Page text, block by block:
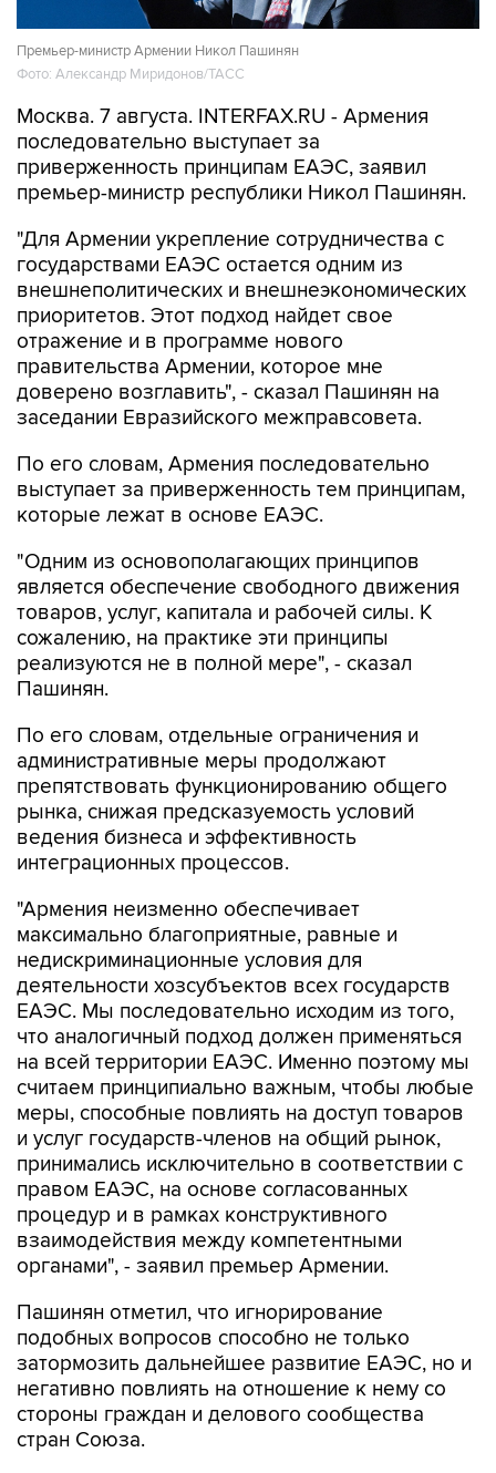
Премьер-министр Армении Никол Пашинян
Фото: Александр Миридонов/ТАСС
Москва. 7 августа. INTERFAX.RU - Армения
последовательно выступает за
приверженность принципам ЕАЭС, заявил
премьер-министр республики Никол Пашинян.
"Для Армении укрепление сотрудничества с
государствами ЕАЭС остается одним из
внешнеполитических и внешнеэкономических
приоритетов. Этот подход найдет свое
отражение и в программе нового
правительства Армении, которое мне
доверено возглавить", - сказал Пашинян на
заседании Евразийского межправсовета.
По его словам, Армения последовательно
выступает за приверженность тем принципам,
которые лежат в основе ЕАЭС.
"Одним из основополагающих принципов
является обеспечение свободного движения
товаров, услуг, капитала и рабочей силы. К
сожалению, на практике эти принципы
реализуются не в полной мере", - сказал
Пашинян.
По его словам, отдельные ограничения и
административные меры продолжают
препятствовать функционированию общего
рынка, снижая предсказуемость условий
ведения бизнеса и эффективность
интеграционных процессов.
"Армения неизменно обеспечивает
максимально благоприятные, равные и
недискриминационные условия для
деятельности хозсубъектов всех государств
ЕАЭС. Мы последовательно исходим из того,
что аналогичный подход должен применяться
на всей территории ЕАЭС. Именно поэтому мы
считаем принципиально важным, чтобы любые
меры, способные повлиять на доступ товаров
и услуг государств-членов на общий рынок,
принимались исключительно в соответствии с
правом ЕАЭС, на основе согласованных
процедур и в рамках конструктивного
взаимодействия между компетентными
органами", - заявил премьер Армении.
Пашинян отметил, что игнорирование
подобных вопросов способно не только
затормозить дальнейшее развитие ЕАЭС, но и
негативно повлиять на отношение к нему со
стороны граждан и делового сообщества
стран Союза.